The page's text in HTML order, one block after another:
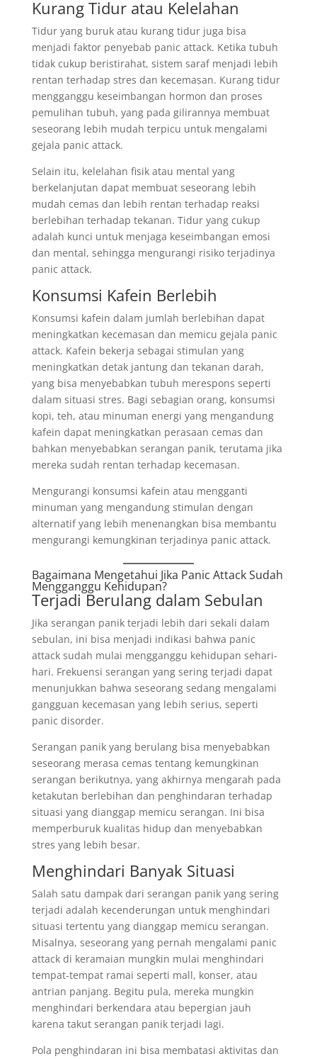
Kurang Tidur atau Kelelahan
Tidur yang buruk atau kurang tidur juga bisa
menjadi faktor penyebab panic attack. Ketika tubuh
tidak cukup beristirahat, sistem saraf menjadi lebih
rentan terhadap stres dan kecemasan. Kurang tidur
mengganggu keseimbangan hormon dan proses
pemulihan tubuh, yang pada gilirannya membuat
seseorang lebih mudah terpicu untuk mengalami
gejala panic attack.
Selain itu, kelelahan fisik atau mental yang
berkelanjutan dapat membuat seseorang lebih
mudah cemas dan lebih rentan terhadap reaksi
berlebihan terhadap tekanan. Tidur yang cukup
adalah kunci untuk menjaga keseimbangan emosi
dan mental, sehingga mengurangi risiko terjadinya
panic attack.
Konsumsi Kafein Berlebih
Konsumsi kafein dalam jumlah berlebihan dapat
meningkatkan kecemasan dan memicu gejala panic
attack. Kafein bekerja sebagai stimulan yang
meningkatkan detak jantung dan tekanan darah,
yang bisa menyebabkan tubuh merespons seperti
dalam situasi stres. Bagi sebagian orang, konsumsi
kopi, teh, atau minuman energi yang mengandung
kafein dapat meningkatkan perasaan cemas dan
bahkan menyebabkan serangan panik, terutama jika
mereka sudah rentan terhadap kecemasan.
Mengurangi konsumsi kafein atau mengganti
minuman yang mengandung stimulan dengan
alternatif yang lebih menenangkan bisa membantu
mengurangi kemungkinan terjadinya panic attack.
Bagaimana Mengetahui Jika Panic Attack Sudah
Mengganggu Kehidupan?
Terjadi Berulang dalam Sebulan
Jika serangan panik terjadi lebih dari sekali dalam
sebulan, ini bisa menjadi indikasi bahwa panic
attack sudah mulai mengganggu kehidupan sehari-
hari. Frekuensi serangan yang sering terjadi dapat
menunjukkan bahwa seseorang sedang mengalami
gangguan kecemasan yang lebih serius, seperti
panic disorder.
Serangan panik yang berulang bisa menyebabkan
seseorang merasa cemas tentang kemungkinan
serangan berikutnya, yang akhirnya mengarah pada
ketakutan berlebihan dan penghindaran terhadap
situasi yang dianggap memicu serangan. Ini bisa
memperburuk kualitas hidup dan menyebabkan
stres yang lebih besar.
Menghindari Banyak Situasi
Salah satu dampak dari serangan panik yang sering
terjadi adalah kecenderungan untuk menghindari
situasi tertentu yang dianggap memicu serangan.
Misalnya, seseorang yang pernah mengalami panic
attack di keramaian mungkin mulai menghindari
tempat-tempat ramai seperti mall, konser, atau
antrian panjang. Begitu pula, mereka mungkin
menghindari berkendara atau bepergian jauh
karena takut serangan panik terjadi lagi.
Pola penghindaran ini bisa membatasi aktivitas dan